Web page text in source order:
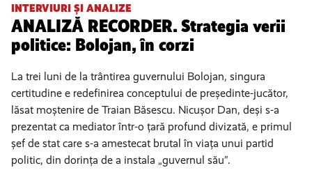
INTERVIURI ȘI ANALIZE
ANALIZĂ RECORDER. Strategia verii
politice: Bolojan, în corzi
La trei luni de la trântirea guvernului Bolojan, singura
certitudine e redefinirea conceptului de președinte-jucător,
lăsat moștenire de Traian Băsescu. Nicușor Dan, deși s-a
prezentat ca mediator într-o țară profund divizată, e primul
șef de stat care s-a amestecat brutal în viața unui partid
politic, din dorința de a instala „guvernul său”.